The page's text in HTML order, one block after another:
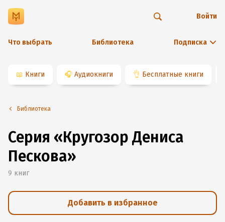
Что выбрать Библиотека Подписка
Войти
📖 Книги 🎧 Аудиокниги 👌 Бесплатные книги
Библиотека
Серия «Кругозор Дениса
Пескова»
9 книг
Добавить в избранное